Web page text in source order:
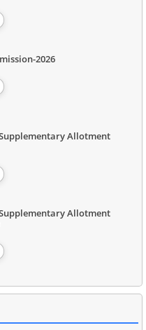
2026
Allotment
Allotment